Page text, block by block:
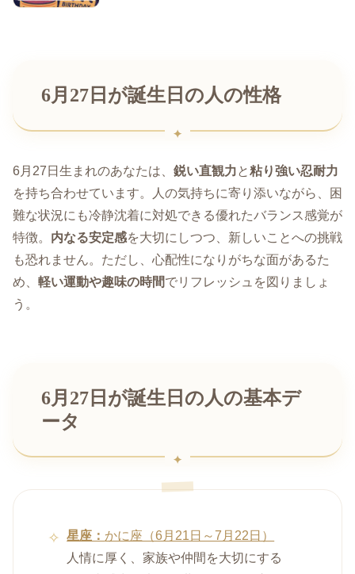
6月27日が誕生日の人の性格
6月27日生まれのあなたは、 鋭い直観力と粘り強い忍耐力
を持ち合わせています。人の気持ちに寄り添いながら、困
難な状況にも冷静沈着に対処できる優れたバランス感覚が
特徴。 内なる安定感を大切にしつつ、新しいことへの挑戦
も恐れません。ただし、心配性になりがちな面があるた
め、 軽い運動や趣味の時間でリフレッシュを図りましょ
う。
6月27日が誕生日の人の基本デ
ータ
星座：かに座（6月21日～7月22日）
人情に厚く、家族や仲間を大切にする